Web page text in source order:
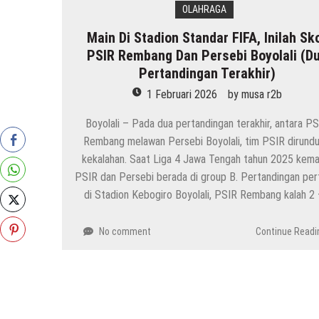
OLAHRAGA
Main Di Stadion Standar FIFA, Inilah
PSIR Rembang Dan Persebi Boyolali
Pertandingan Terakhir)
1 Februari 2026 by musa r2b
Boyolali – Pada dua pertandingan terakhir, antara
Rembang melawan Persebi Boyolali, tim PSIR
kekalahan. Saat Liga 4 Jawa Tengah tahun 2025
PSIR dan Persebi berada di group B. Pertandingan
di Stadion Kebogiro Boyolali, PSIR Rembang kalah 2
No comment Continue